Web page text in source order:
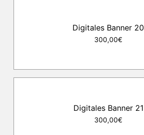
Digitales Banner 20
300,00€
Digitales Banner 21
300,00€